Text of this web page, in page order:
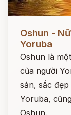
Oshun -
Yoruba
Oshun là
của người
sản, sắc
Yoruba,
Oshun.